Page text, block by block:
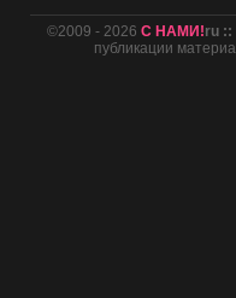
©2009 - 2026С НАМИ!ru ::
публикации